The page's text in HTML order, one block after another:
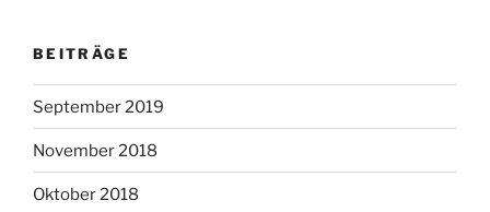
BEITRÄGE
September 2019
November 2018
Oktober 2018